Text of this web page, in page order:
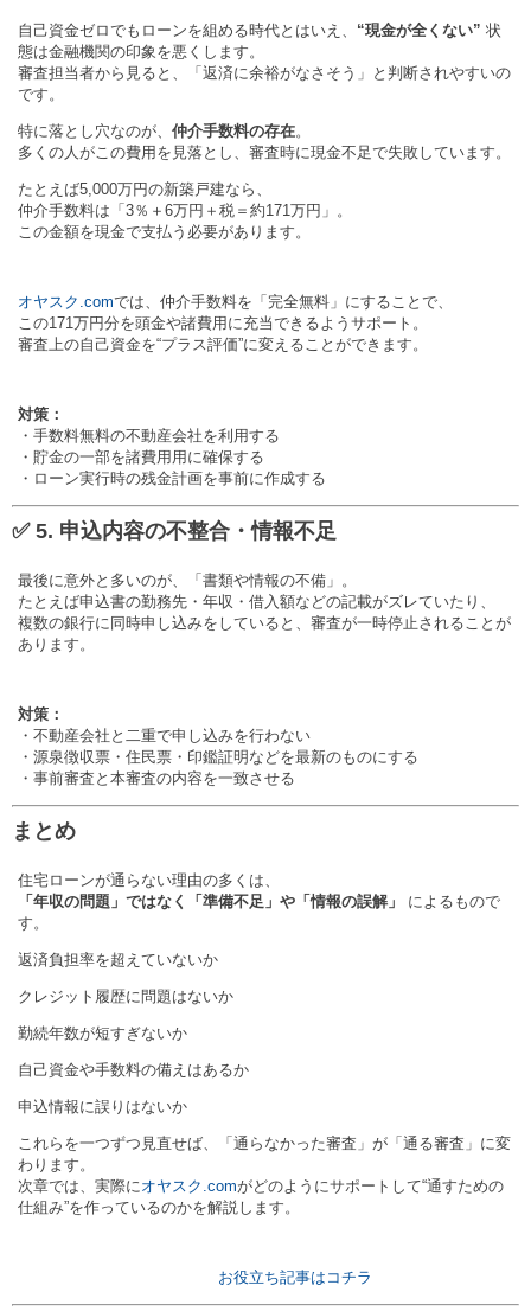
自己資金ゼロでもローンを組める時代とはいえ、 “現金が全くない” 状
態は金融機関の印象を悪くします。
審査担当者から見ると、「返済に余裕がなさそう」と判断されやすいの
です。
特に落とし穴なのが、 仲介手数料の存在。
多くの人がこの費用を見落とし、審査時に現金不足で失敗しています。
たとえば5,000万円の新築戸建なら、
仲介手数料は「3％＋6万円＋税＝約171万円」。
この金額を現金で支払う必要があります。
オヤスク.comでは、仲介手数料を「完全無料」にすることで、
この171万円分を頭金や諸費用に充当できるようサポート。
審査上の自己資金を“プラス評価”に変えることができます。
対策：
・手数料無料の不動産会社を利用する
・貯金の一部を諸費用用に確保する
・ローン実行時の残金計画を事前に作成する
✅ 5. 申込内容の不整合・情報不足
最後に意外と多いのが、「書類や情報の不備」。
たとえば申込書の勤務先・年収・借入額などの記載がズレていたり、
複数の銀行に同時申し込みをしていると、審査が一時停止されることが
あります。
対策：
・不動産会社と二重で申し込みを行わない
・源泉徴収票・住民票・印鑑証明などを最新のものにする
・事前審査と本審査の内容を一致させる
まとめ
住宅ローンが通らない理由の多くは、
「年収の問題」ではなく「準備不足」や「情報の誤解」
によるもので
す。
返済負担率を超えていないか
クレジット履歴に問題はないか
勤続年数が短すぎないか
自己資金や手数料の備えはあるか
申込情報に誤りはないか
これらを一つずつ見直せば、「通らなかった審査」が「通る審査」に変
わります。
次章では、実際に オヤスク.comがどのようにサポートして“通すための
仕組み”を作っているのかを解説します。
お役立ち記事はコチラ